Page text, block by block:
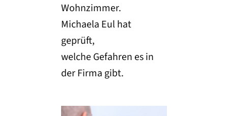
Wohnzimmer.
Michaela Eul hat
geprüft,
welche Gefahren es in
der Firma gibt.